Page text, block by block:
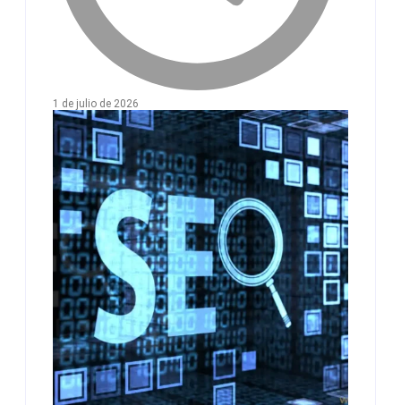
1 de julio de 2026